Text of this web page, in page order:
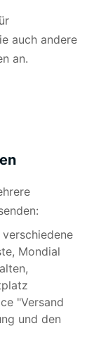
auch andere
an.
Mondial
"Versand
und den